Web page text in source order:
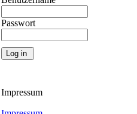
Passwort
Impressum